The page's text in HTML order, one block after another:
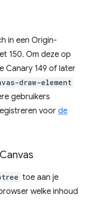
in een Origin-
150. Om deze op
Canary 149 of later
draw-element
gebruikers
voor de
toe aan je
welke inhoud